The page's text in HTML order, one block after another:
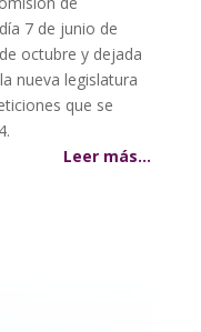
7 de junio de
octubre y dejada
nueva legislatura
que se
Leer más…